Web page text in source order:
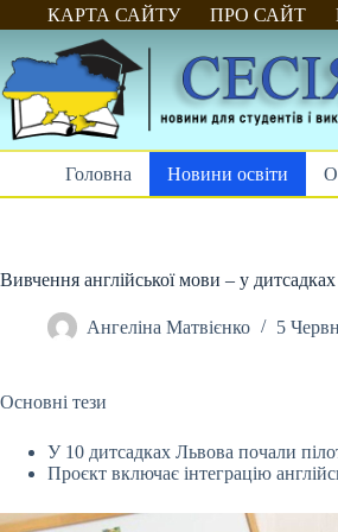
Перейти
до
КАРТА САЙТУ ПРО САЙТ
Головна Новини освіти
Вивчення англійської мови – у
Ангеліна Матвієнко 5
Основні тези
У 10 дитсадках Львова почали
Проєкт включає інтеграцію